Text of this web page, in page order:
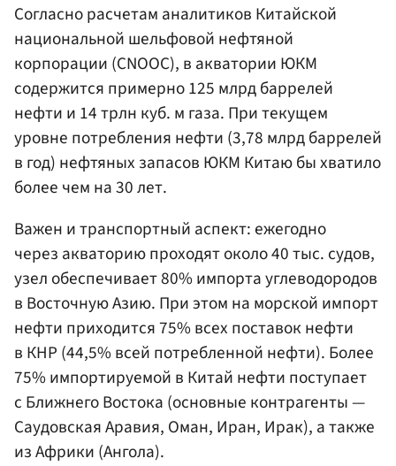
Согласно расчетам аналитиков Китайской
национальной шельфовой нефтяной
корпорации (CNOOC), в акватории ЮКМ
содержится примерно 125 млрд баррелей
нефти и 14 трлн куб. м газа. При текущем
уровне потребления нефти (3,78 млрд баррелей
в год) нефтяных запасов ЮКМ Китаю бы хватило
более чем на 30 лет.
Важен и транспортный аспект: ежегодно
через акваторию проходят около 40 тыс. судов,
узел обеспечивает 80% импорта углеводородов
в Восточную Азию. При этом на морской импорт
нефти приходится 75% всех поставок нефти
в КНР (44,5% всей потребленной нефти). Более
75% импортируемой в Китай нефти поступает
с Ближнего Востока (основные контрагенты —
Саудовская Аравия, Оман, Иран, Ирак), а также
из Африки (Ангола).